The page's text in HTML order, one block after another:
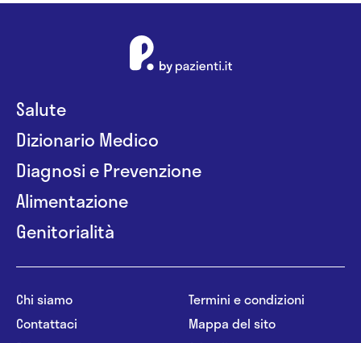
Salute
Dizionario Medico
Diagnosi e Prevenzione
Alimentazione
Genitorialità
Chi siamo
Contattaci
Termini e condizioni
Mappa del sito